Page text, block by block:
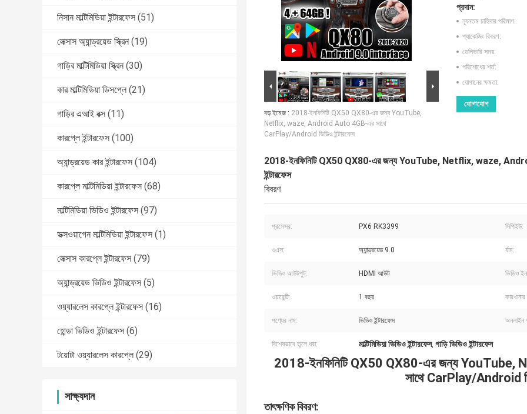
নিসান মাল্টিমিডিয়া ইন্টারফেস (51)
লেক্সাস অ্যান্ড্রয়েড স্ক্রিন (19)
গাড়ির মাল্টিমিডিয়া স্ক্রিন (30)
কার মাল্টিমিডিয়া ডিসপ্লে (21)
গাড়ির এআই বক্স (11)
কারপ্লে ইন্টারফেস (100)
অ্যান্ড্রয়েড কার ইন্টারফেস (104)
কারপ্লে মাল্টিমিডিয়া ইন্টারফেস (68)
মাল্টিমিডিয়া ভিডিও ইন্টারফেস (97)
ভক্সওয়াগেন মাল্টিমিডিয়া ইন্টারফেস (1)
লেক্সাস কারপ্লে ইন্টারফেস (79)
অ্যান্ড্রয়েড ভিডিও ইন্টারফেস (5)
ওয়্যারলেস কারপ্লে ইন্টারফেস (16)
হোন্ডা ভিডিও ইন্টারফেস (6)
টয়োটা ওয়্যারলেস কারপ্লে (29)
সাক্ষ্যদান
বড় ইমেজ : 2018-ইনফিনিটি QX50 QX80-এর জন্য YouTube,
Netflix, waze, Android Auto 4GB-এর সাথে
CarPlay/Android ভিডিও ইন্টারফেস
প্রদান:
ন্যূনতম চাহিদার পরিমাণ:
প্যাকেজিং বিবরণ:
ডেলিভারি সময়:
পরিশোধের শর্ত:
যোগানের ক্ষমতা:
যোগাযোগ
2018-ইনফিনিটি QX50 QX80-এর জন্য YouTube, Netflix, waze,
ইন্টারফেস
বিবরণ
প্রসেসর: PX6 RK3399 সিপিইউ:
ওএস: অ্যান্ড্রয়েড 9.0 র্যাম:
ভিডিও আউটপুট: HDMI আউট ভিডিও
ওয়ারেন্টি: 1 বছর
পণ্যের নাম: ভিডিও ইন্টারফেস
বিশেষভাবে তুলে ধরা: মাল্টিমিডিয়া ভিডিও ইন্টারফেস, গাড়ি ভিডিও ইন্টারফেস
2018-ইনফিনিটি QX50 QX80-এর জন্য
সাথে CarPlay/Android
তাৎক্ষণিক বিবরণ: